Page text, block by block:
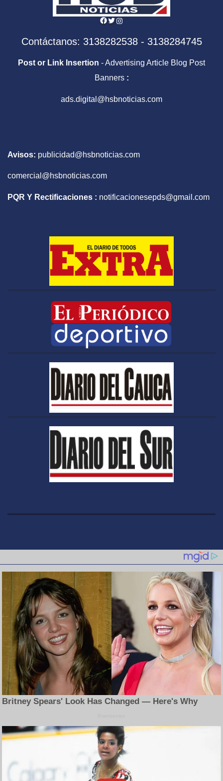
Facebook
Twitter
Instagram
Contáctanos: 3138282538 - 3138284745
Post or Link Insertion - Advertising Article Blog Post
Banners :
ads.digital@hsbnoticias.com
Avisos: publicidad@hsbnoticias.com
comercial@hsbnoticias.com
PQR Y Rectificaciones : notificacionesepds@gmail.com